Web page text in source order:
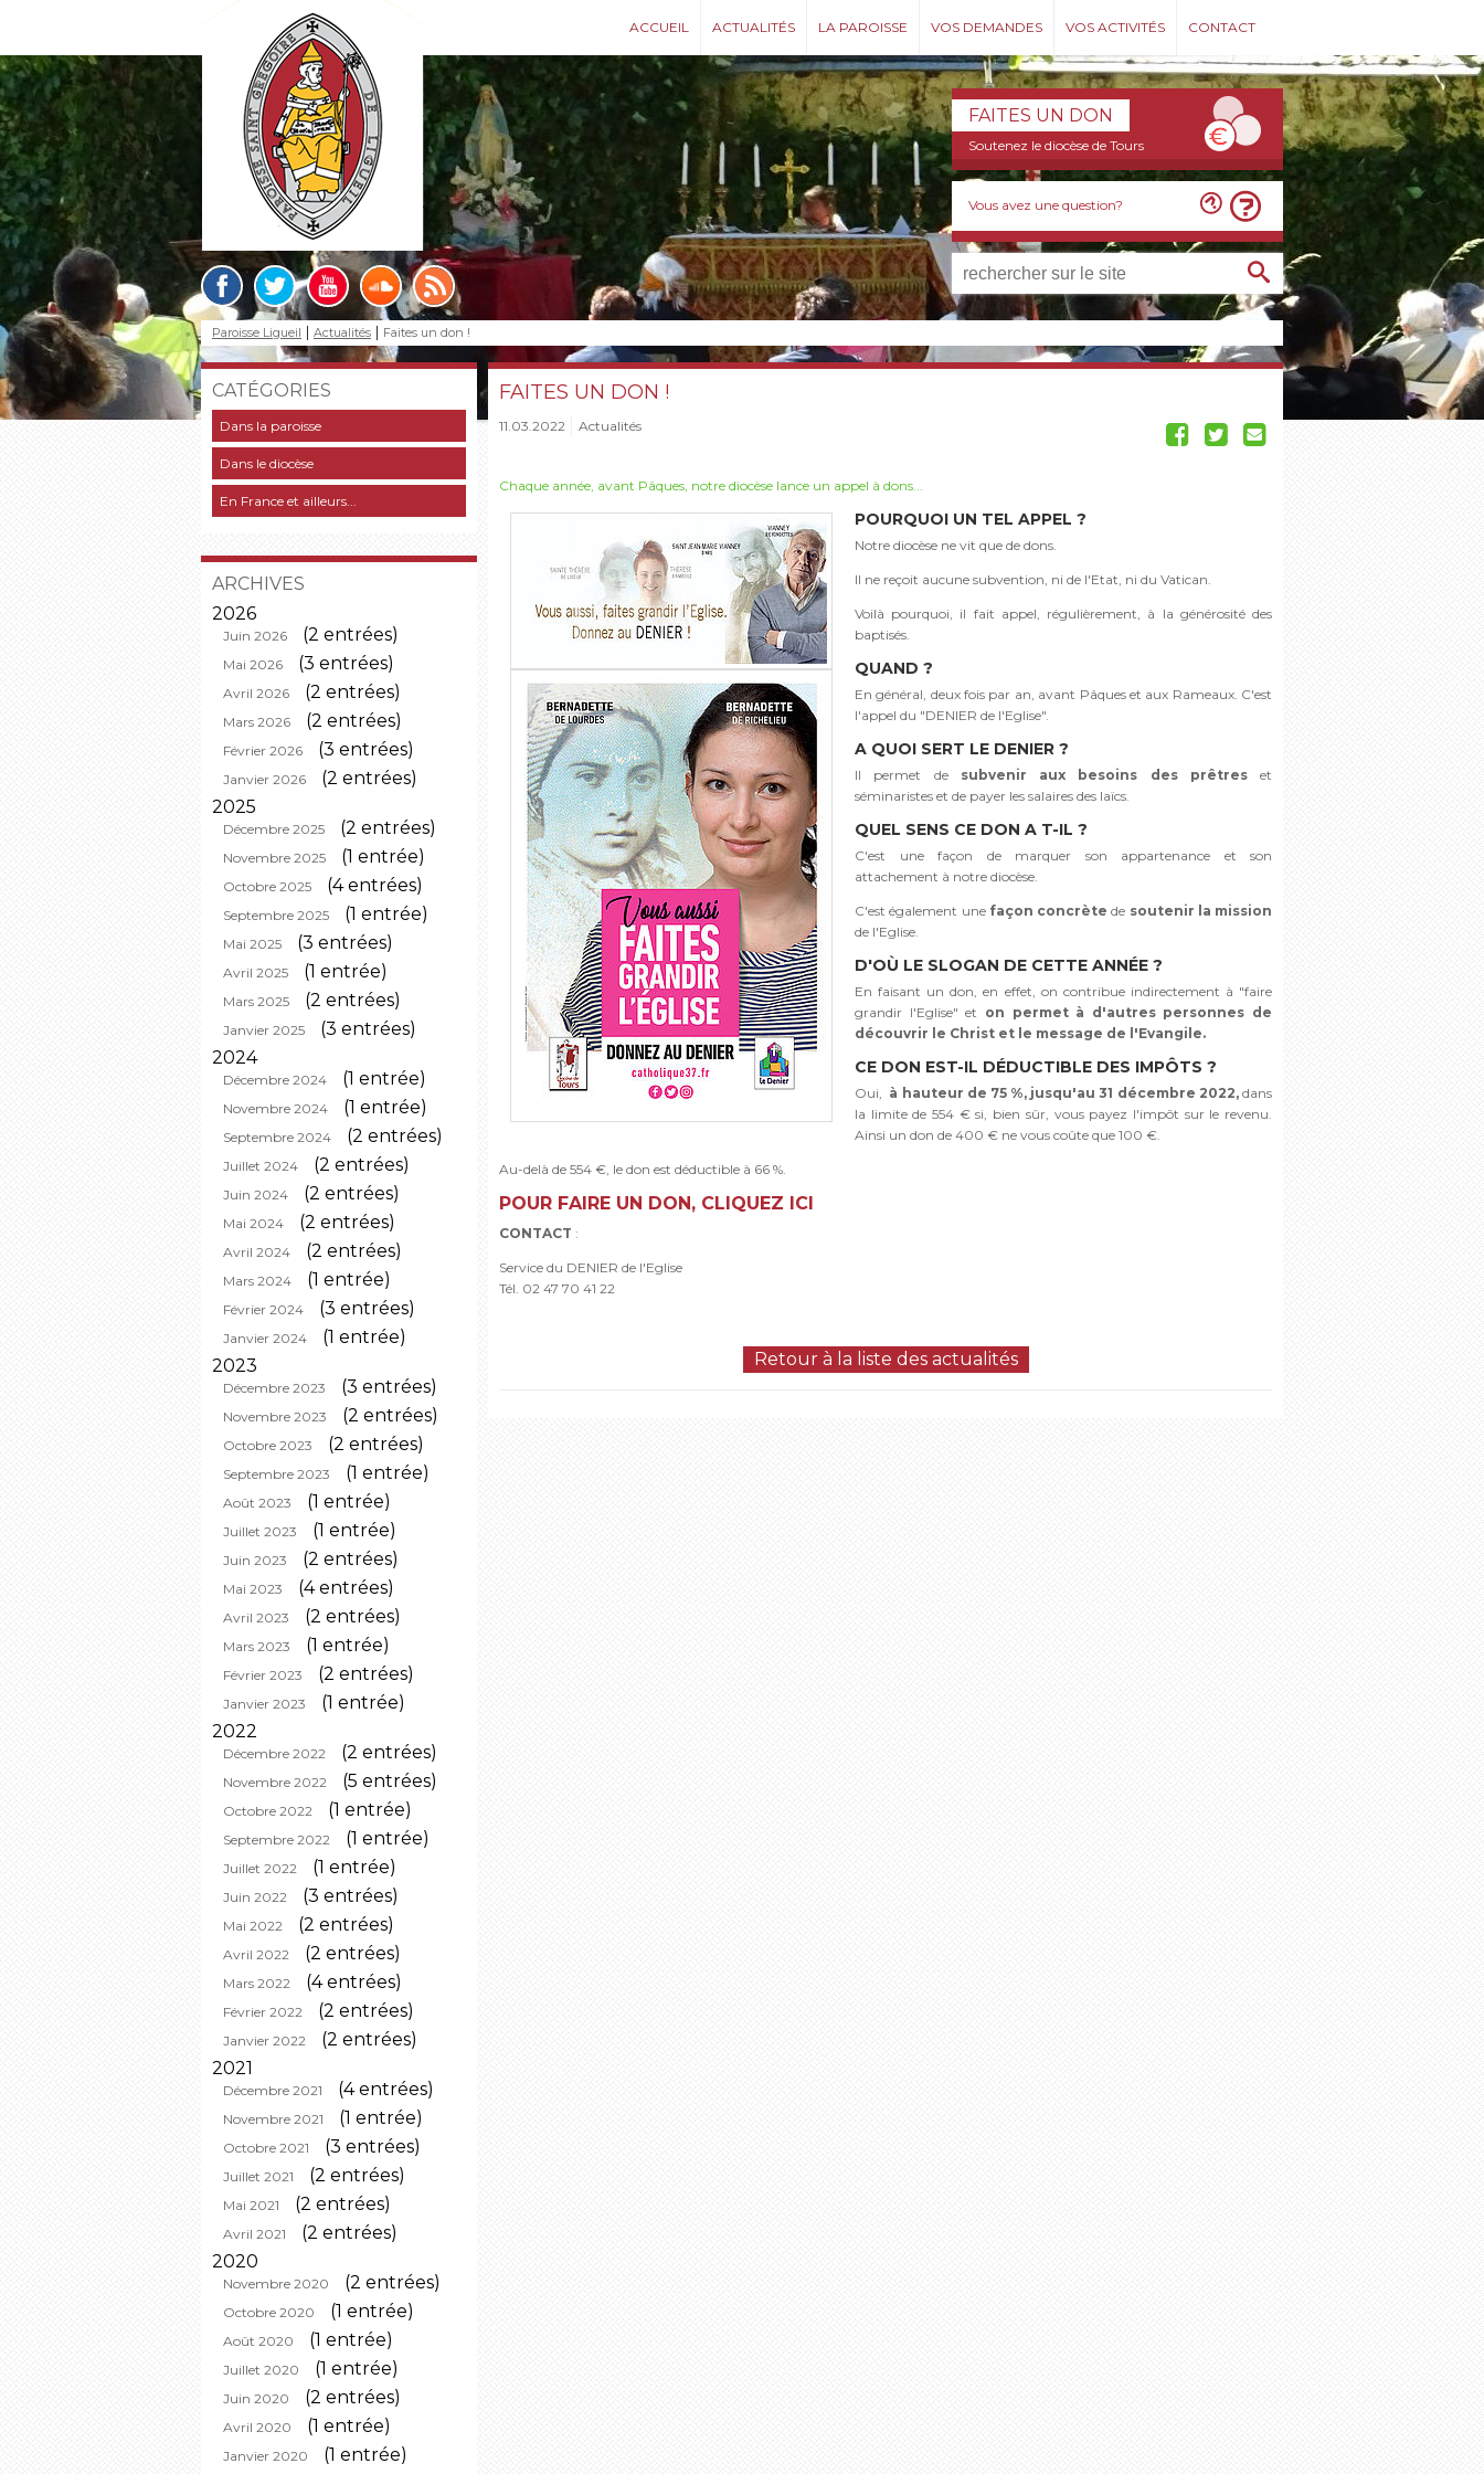
ACCUEIL ACTUALITÉS LA PAROISSE VOS DEMANDES VOS ACTIVITÉS CONTACT
FAITES UN DON
Soutenez le diocèse de Tours
Vous avez une question?
Paroisse Ligueil Actualités Faites un don !
CATÉGORIES
Dans la paroisse
Dans le diocèse
En France et ailleurs...
ARCHIVES
2026
Juin 2026 (2 entrées)
Mai 2026 (3 entrées)
Avril 2026 (2 entrées)
Mars 2026 (2 entrées)
Février 2026 (3 entrées)
Janvier 2026
(2 entrées)
2025
Décembre 2025 (2 entrées)
Novembre 2025 (1 entrée)
Octobre 2025 (4 entrées)
Septembre 2025 (1 entrée)
Mai 2025 (3 entrées)
Avril 2025 (1 entrée)
Mars 2025 (2 entrées)
Janvier 2025
(3 entrées)
2024
Décembre 2024 (1 entrée)
Novembre 2024 (1 entrée)
Septembre 2024 (2 entrées)
Juillet 2024 (2 entrées)
Juin 2024 (2 entrées)
Mai 2024 (2 entrées)
Avril 2024 (2 entrées)
Mars 2024 (1 entrée)
Février 2024 (3 entrées)
Janvier 2024
(1 entrée)
2023
Décembre 2023 (3 entrées)
Novembre 2023 (2 entrées)
Octobre 2023 (2 entrées)
Septembre 2023 (1 entrée)
Août 2023 (1 entrée)
Juillet 2023 (1 entrée)
Juin 2023 (2 entrées)
Mai 2023 (4 entrées)
Avril 2023 (2 entrées)
Mars 2023 (1 entrée)
Février 2023 (2 entrées)
Janvier 2023
(1 entrée)
2022
Décembre 2022 (2 entrées)
Novembre 2022 (5 entrées)
Octobre 2022 (1 entrée)
Septembre 2022 (1 entrée)
Juillet 2022 (1 entrée)
Juin 2022 (3 entrées)
Mai 2022 (2 entrées)
Avril 2022 (2 entrées)
Mars 2022 (4 entrées)
Février 2022 (2 entrées)
Janvier 2022
(2 entrées)
2021
Décembre 2021 (4 entrées)
Novembre 2021 (1 entrée)
Octobre 2021 (3 entrées)
Juillet 2021 (2 entrées)
Mai 2021 (2 entrées)
Avril 2021
(2 entrées)
2020
Novembre 2020 (2 entrées)
Octobre 2020 (1 entrée)
Août 2020 (1 entrée)
Juillet 2020 (1 entrée)
Juin 2020 (2 entrées)
Avril 2020 (1 entrée)
Janvier 2020 (1 entrée)
FAITES UN DON !
11.03.2022 Actualités
Chaque année, avant Pâques, notre diocèse lance un appel à dons...
POURQUOI UN TEL APPEL ?
Notre diocèse ne vit que de dons.
Il ne reçoit aucune subvention, ni de l'Etat, ni du Vatican.
Voilà pourquoi, il fait appel, régulièrement, à la générosité des
baptisés.
QUAND ?
En général, deux fois par an, avant Pâques et aux Rameaux. C'est
l'appel du "DENIER de l'Eglise".
A QUOI SERT LE DENIER ?
Il permet de subvenir aux besoins des prêtreset
séminaristes et de payer les salaires des laïcs.
QUEL SENS CE DON A T-IL ?
C'est une façon de marquer son appartenance et son
attachement à notre diocèse.
C'est également une façon concrète de soutenir la mission
de l'Eglise.
D'OÙ LE SLOGAN DE CETTE ANNÉE ?
En faisant un don, en effet, on contribue indirectement à "faire
grandir l'Eglise" et on permet à d'autres personnes de
découvrir le Christ et le message de l'Evangile.
CE DON EST-IL DÉDUCTIBLE DES IMPÔTS ?
Oui, à hauteur de 75 %, jusqu'au 31 décembre 2022,dans
la limite de 554 € si, bien sûr, vous payez l'impôt sur le revenu.
Ainsi un don de 400 € ne vous coûte que 100 €.
Au-delà de 554 €, le don est déductible à 66 %.
POUR FAIRE UN DON, CLIQUEZ ICI
CONTACT :
Service du DENIER de l'Eglise
Tél. 02 47 70 41 22
Retour à la liste des actualités